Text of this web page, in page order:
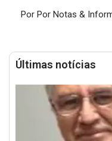
Por Por Notas &
Últimas notícias